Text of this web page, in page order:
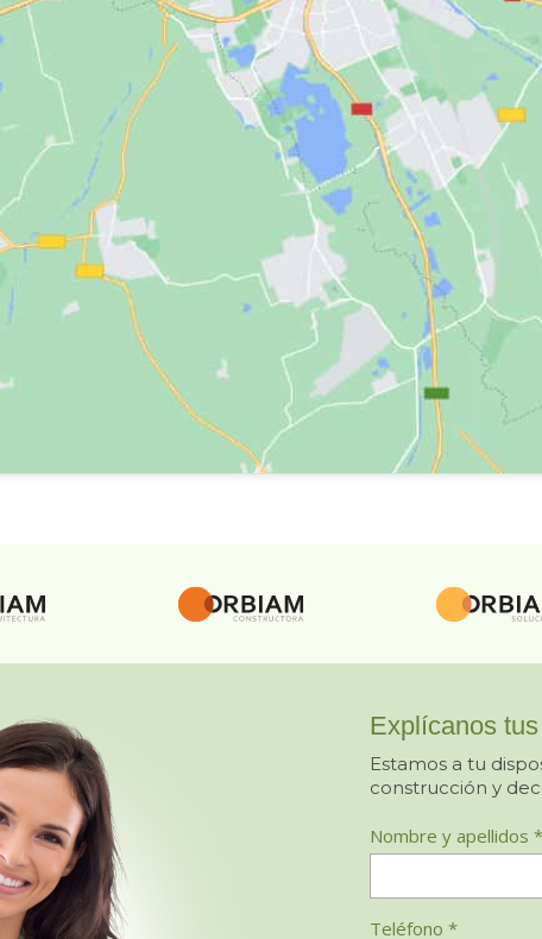
Explícanos
Estamos a tu
construcción y
Nombre y apellidos *
Teléfono *